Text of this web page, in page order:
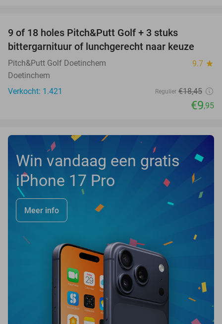
9 of 18 holes Pitch&Putt Golf + 3 stuks
bittergarnituur of lunchgerecht naar keuze
Pitch&Putt Golf Doetinchem 9.7 star
Doetinchem
Verkocht: 1.421
Regulier €18,45
€9,95
Win vandaag een gratis
iPhone 17 Pro
Meer info